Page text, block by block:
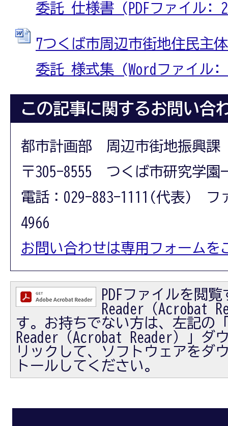
委託 仕様書 (PDFファイル:
7つくば市周辺市街地住民主
委託 様式集 (Wordファイル:
この記事に関するお問い合
都市計画部 周辺市街地振興課
〒305-8555 つくば市研究学園
電話：029-883-1111(代表) フ
4966
お問い合わせは専用フォームを
PDFファイルを閲
Reader（Acrobat
す。お持ちでない方は、左記の
Reader（Acrobat Reader）」ダ
リックして、ソフトウェアをダ
トールしてください。